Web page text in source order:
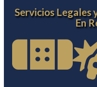
Servicios Legales
En